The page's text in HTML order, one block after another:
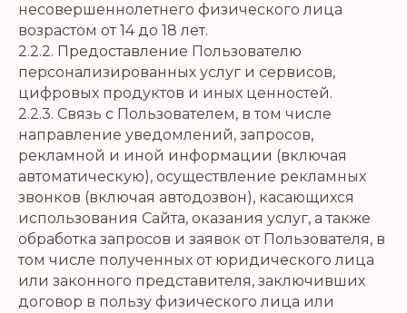
несовершеннолетнего физического лица
возрастом от 14 до 18 лет.
2.2.2. Предоставление Пользователю
персонализированных услуг и сервисов,
цифровых продуктов и иных ценностей.
2.2.3. Связь с Пользователем, в том числе
направление уведомлений, запросов,
рекламной и иной информации (включая
автоматическую), осуществление рекламных
звонков (включая автодозвон), касающихся
использования Сайта, оказания услуг, а также
обработка запросов и заявок от Пользователя, в
том числе полученных от юридического лица
или законного представителя, заключивших
договор в пользу физического лица или